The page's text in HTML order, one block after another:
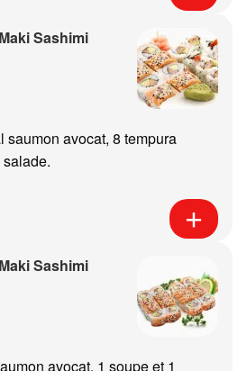
Sashimi
saumon avocat, 8 tempura
Sashimi
avocat, 1 soupe et 1